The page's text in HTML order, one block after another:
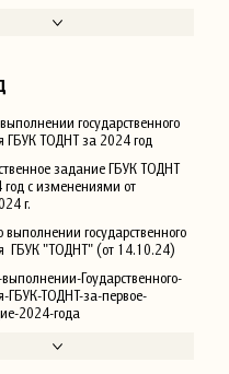
государственного
ГБУК ТОДНТ за 2024 год
задание ГБУК ТОДНТ
с изменениями от
г.
государственного
ГБУК "ТОДНТ" (от 14.10.24)
Гоударственного-
ГБУК-ТОДНТ-за-первое-
2024-года